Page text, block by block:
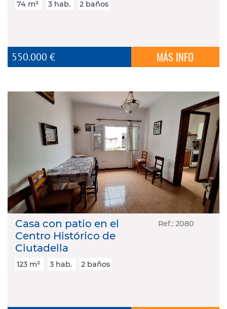
74 m² 3 hab. 2 baños
550.000 € MÁS INFO
Casa con patio en el
Centro Histórico de
Ciutadella
Ref.: 2080
123 m² 3 hab. 2 baños